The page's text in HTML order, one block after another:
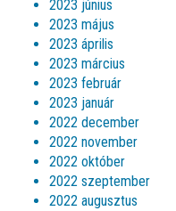
2023 június
2023 május
2023 április
2023 március
2023 február
2023 január
2022 december
2022 november
2022 október
2022 szeptember
2022 augusztus